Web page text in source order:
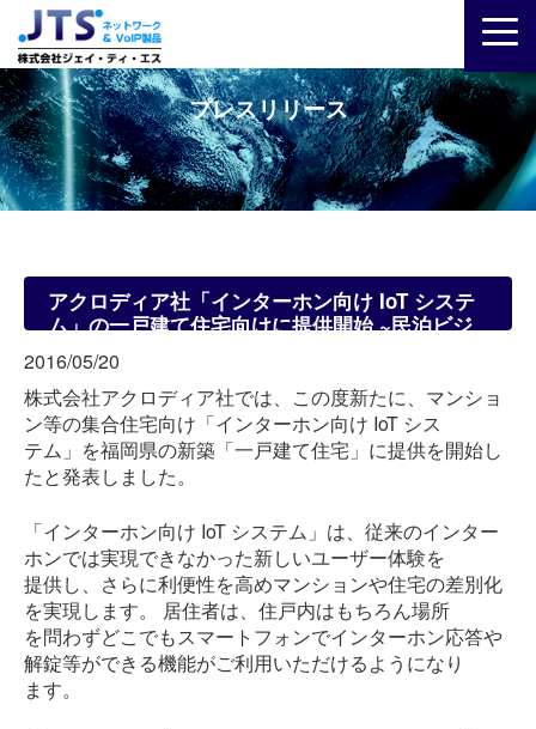
プレスリリース
アクロディア社「インターホン向け IoT システ
ム」の一戸建て住宅向けに提供開始 ~民泊ビジ
ネスの鍵管理にも対応~
2016/05/20
株式会社アクロディア社では、この度新たに、マンショ
ン等の集合住宅向け「インターホン向け IoT シス
テム」を福岡県の新築「一戸建て住宅」に提供を開始し
たと発表しました。
「インターホン向け IoT システム」は、従来のインター
ホンでは実現できなかった新しいユーザー体験を
提供し、さらに利便性を高めマンションや住宅の差別化
を実現します。 居住者は、住戸内はもちろん場所
を問わずどこでもスマートフォンでインターホン応答や
解錠等ができる機能がご利用いただけるようになり
ます。